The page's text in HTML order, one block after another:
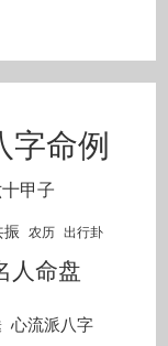
字命例
甲子
振 农历 出行卦
人命盘
心流派八字